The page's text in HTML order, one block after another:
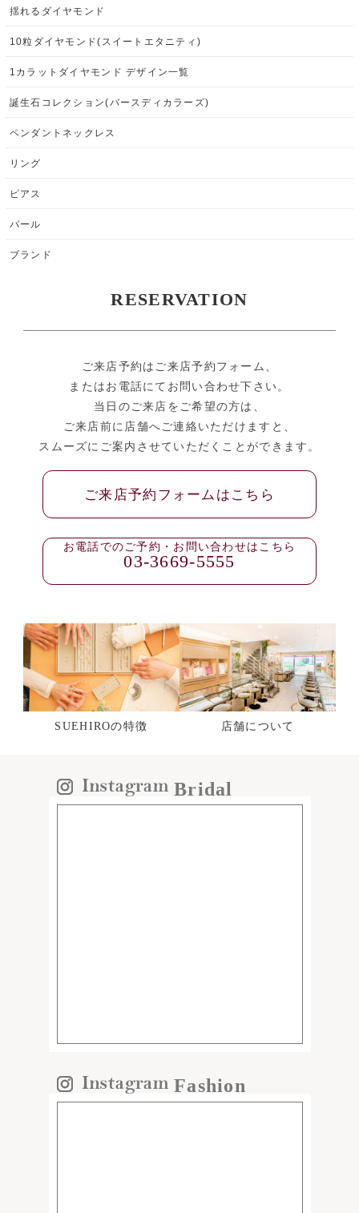
揺れるダイヤモンド
10粒ダイヤモンド(スイートエタニティ)
1カラットダイヤモンド デザイン一覧
誕生石コレクション(バースディカラーズ)
ペンダントネックレス
リング
ピアス
パール
ブランド
RESERVATION
ご来店予約はご来店予約フォーム、
またはお電話にてお問い合わせ下さい。
当日のご来店をご希望の方は、
ご来店前に店舗へご連絡いただけますと、
スムーズにご案内させていただくことができます。
ご来店予約フォームはこちら
お電話でのご予約・お問い合わせはこちら
03-3669-5555
SUEHIROの特徴 店舗について
Bridal
Fashion